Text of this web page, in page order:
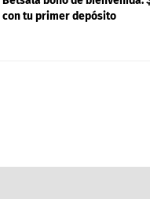
con tu primer depósito